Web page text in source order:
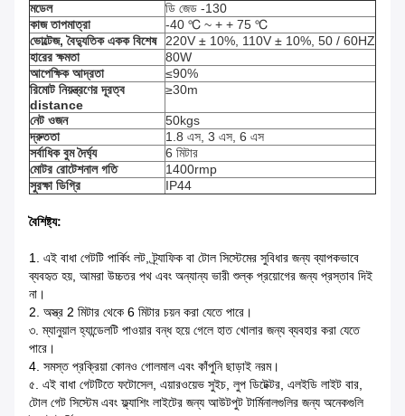
মডেল
ডি জেড -130
কাজ তাপমাত্রা
-40 ℃ ~ + + 75 ℃
ভোল্টেজ, বৈদ্যুতিক একক বিশেষ
220V ± 10%, 110V ± 10%, 50 / 60HZ
হারের ক্ষমতা
80W
আপেক্ষিক আদ্রতা
≤90%
রিমোট নিয়ন্ত্রণের দূরত্ব
distance
≥30m
নেট ওজন
50kgs
দ্রুততা
1.8 এস, 3 এস, 6 এস
সর্বাধিক বুম দৈর্ঘ্য
6 মিটার
মোটর রোটেশনাল গতি
1400rmp
সুরক্ষা ডিগ্রি
IP44
বৈশিষ্ট্য:
1. এই বাধা গেটটি পার্কিং লট, ট্র্যাফিক বা টোল সিস্টেমের সুবিধার জন্য ব্যাপকভাবে
ব্যবহৃত হয়, আমরা উচ্চতর পথ এবং অন্যান্য ভারী শুল্ক প্রয়োগের জন্য প্রস্তাব দিই
না।
2. অস্ত্র 2 মিটার থেকে 6 মিটার চয়ন করা যেতে পারে।
৩. ম্যানুয়াল হ্যান্ডেলটি পাওয়ার বন্ধ হয়ে গেলে হাত খোলার জন্য ব্যবহার করা যেতে
পারে।
4. সমস্ত প্রক্রিয়া কোনও গোলমাল এবং কাঁপুনি ছাড়াই নরম।
৫. এই বাধা গেটটিতে ফটোসেল, এয়ারওয়েভ সুইচ, লুপ ডিটেক্টর, এলইডি লাইট বার,
টোল গেট সিস্টেম এবং ফ্ল্যাশিং লাইটের জন্য আউটপুট টার্মিনালগুলির জন্য অনেকগুলি